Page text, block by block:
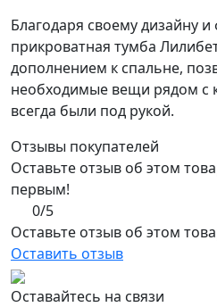
Благодаря своему дизайну
прикроватная тумба
дополнением к спальне,
необходимые вещи рядом с
всегда были под рукой.
Отзывы покупателей
Оставьте отзыв об этом
первым!
0/5
Оставьте отзыв об этом
Оставить отзыв
Оставайтесь на связи